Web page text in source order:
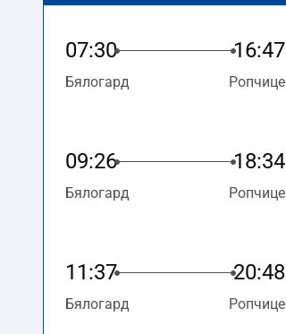
07:30 16:47
Бялогард Ропчице
09:26 18:34
Бялогард Ропчице
11:37 20:48
Бялогард Ропчице